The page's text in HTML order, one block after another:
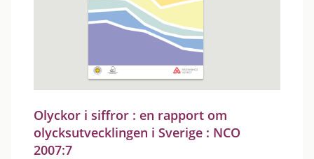
Olyckor i siffror : en rapport om
olycksutvecklingen i Sverige : NCO
2007:7